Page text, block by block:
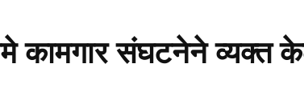
कामगार संघटनेने व्यक्त